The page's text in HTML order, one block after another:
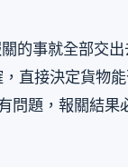
的事就全部交
直接決定貨物能
問題，報關結果